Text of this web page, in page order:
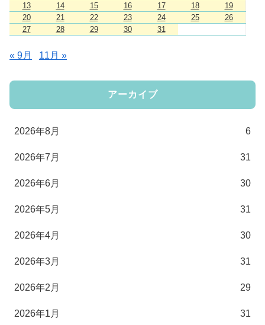
13
14 15 16 17 18
19
20
21 22 23 24 25
26
27
28 29 30 31
« 9月 11月 »
アーカイブ
2026年8月 6
2026年7月 31
2026年6月 30
2026年5月 31
2026年4月 30
2026年3月 31
2026年2月 29
2026年1月 31